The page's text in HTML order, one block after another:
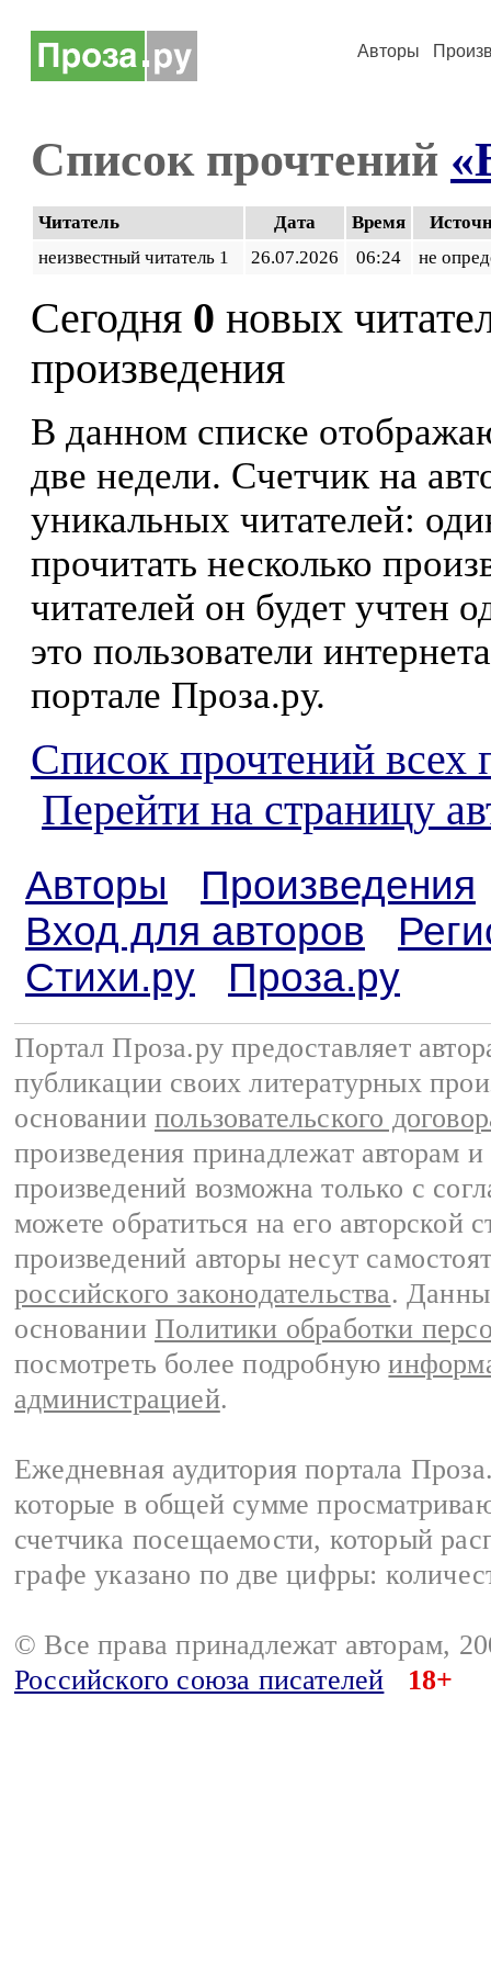
Авторы
Список прочтений
Читатель Дата Время
неизвестный читатель 1
26.07.2026 06:24 не
Сегодня 0 новых
произведения
В данном списке
две недели. Счетчик на
уникальных читателей:
прочитать несколько
читателей он будет учтен
это пользователи
портале Проза.ру.
Список прочтений всех
Перейти на страницу
Авторы
Произведения
Вход для авторов
Стихи.ру
Проза.ру
Портал Проза.ру предоставляет
публикации своих литературных
основании пользовательского
произведения принадлежат авторам
произведений возможна только с
можете обратиться на его авторской
произведений авторы несут
российского законодательства.
основании Политики обработки
посмотреть более подробную
администрацией.
Ежедневная аудитория портала
которые в общей сумме
счетчика посещаемости, который
графе указано по две цифры:
© Все права принадлежат авторам,
Российского союза писателей
18+